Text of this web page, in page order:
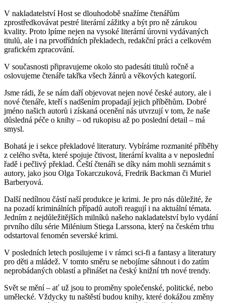
V nakladatelství Host se dlouhodobě snažíme čtenářům
zprostředkovávat pestré literární zážitky a být pro ně zárukou
kvality. Proto lpíme nejen na vysoké literární úrovni vydávaných
titulů, ale i na prvotřídních překladech, redakční práci a celkovém
grafickém zpracování.
V současnosti připravujeme okolo sto padesáti titulů ročně a
oslovujeme čtenáře takřka všech žánrů a věkových kategorií.
Jsme rádi, že se nám daří objevovat nejen nové české autory, ale i
nové čtenáře, kteří s nadšením propadají jejich příběhům. Dobré
jméno našich autorů i získaná ocenění nás utvrzují v tom, že naše
důsledná péče o knihy – od rukopisu až po poslední detail – má
smysl.
Bohatá je i sekce překladové literatury. Vybíráme rozmanité příběhy
z celého světa, které spojuje čtivost, literární kvalita a v neposlední
řadě i pečlivý překlad. Čeští čtenáři se díky nám mohli seznámit s
autory, jako jsou Olga Tokarczuková, Fredrik Backman či Muriel
Barberyová.
Další nedílnou částí naší produkce je krimi. Je pro nás důležité, že
na pozadí kriminálních případů autoři reagují i na aktuální témata.
Jedním z nejdůležitějších milníků našeho nakladatelství bylo vydání
prvního dílu série Milénium Stiega Larssona, který na českém trhu
odstartoval fenomén severské krimi.
V posledních letech posilujeme i v rámci sci-fi a fantasy a literatury
pro děti a mládež. V tomto směru se nebojíme sáhnout i do zatím
neprobádaných oblastí a přinášet na český knižní trh nové trendy.
Svět se mění – ať už jsou to proměny společenské, politické, nebo
umělecké. Vždycky tu naštěstí budou knihy, které dokážou změny